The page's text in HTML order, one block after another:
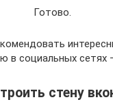
Готово.
в социальных сетях
стену